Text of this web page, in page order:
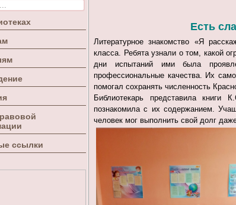
ссылки
Есть
Литературное знакомство «Я
класса. Ребята узнали о том, какой
дни испытаний ими была
профессиональные качества. Их
помогал сохранять численность
Библиотекарь представила
познакомила с их содержанием.
человек мог выполнить свой долг